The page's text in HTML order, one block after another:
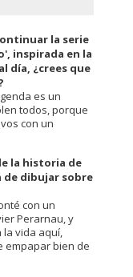
la serie
inspirada en la
día, ¿crees que
es un
todos, porque
con un
la historia de
de dibujar sobre
con un
Perarnau, y
vida aquí,
empapar bien de